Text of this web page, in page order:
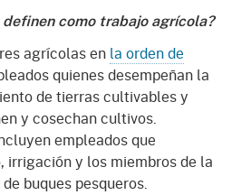
como trabajo agrícola?
agrícolas en la orden de
quienes desempeñan la
de tierras cultivables y
y cosechan cultivos.
empleados que
irrigación y los miembros de la
buques pesqueros.